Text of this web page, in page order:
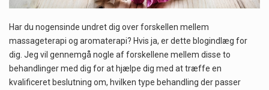
Har du nogensinde undret dig over forskellen mellem
massageterapi og aromaterapi? Hvis ja, er dette blogindlæg for
dig. Jeg vil gennemgå nogle af forskellene mellem disse to
behandlinger med dig for at hjælpe dig med at træffe en
kvalificeret beslutning om, hvilken type behandling der passer